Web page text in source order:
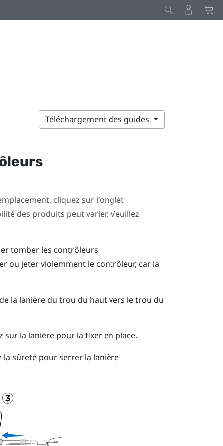
Téléchargement des guides
cliquez sur l'onglet
des produits peut varier. Veuillez
tomber les contrôleurs
ou jeter violemment le contrôleur, car la
la lanière du trou du haut vers le trou du
sur la lanière pour la fixer en place.
la sûreté pour serrer la lanière